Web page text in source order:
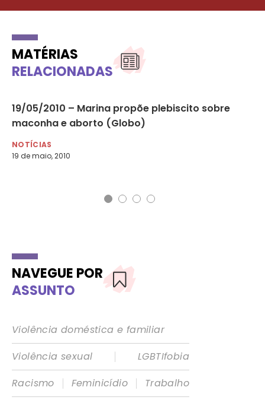
MATÉRIAS
RELACIONADAS
19/05/2010 – Marina propõe plebiscito sobre
maconha e aborto (Globo)
NOTÍCIAS
19 de maio, 2010
NAVEGUE POR
ASSUNTO
Violência doméstica e familiar
Violência sexual
|
LGBTIfobia
Racismo
| Feminicídio |
Trabalho